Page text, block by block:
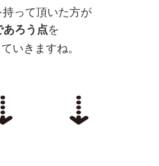
って頂いた方が
ろう点を
いきますね。